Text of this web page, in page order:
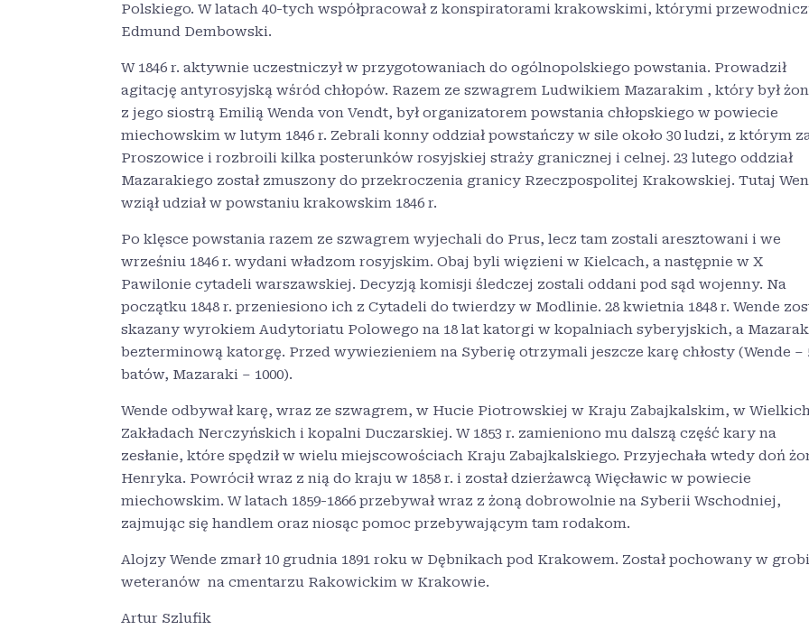
Polskiego. W latach 40-tych współpracował z konspiratorami krakowskimi, którymi
Edmund Dembowski.
W 1846 r. aktywnie uczestniczył w przygotowaniach do ogólnopolskiego powstania. Prowadził
agitację antyrosyjską wśród chłopów. Razem ze szwagrem Ludwikiem Mazarakim , który był
z jego siostrą Emilią Wenda von Vendt, był organizatorem powstania chłopskiego w powiecie
miechowskim w lutym 1846 r. Zebrali konny oddział powstańczy w sile około 30 ludzi, z którym
Proszowice i rozbroili kilka posterunków rosyjskiej straży granicznej i celnej. 23 lutego oddział
Mazarakiego został zmuszony do przekroczenia granicy Rzeczpospolitej Krakowskiej. Tutaj
wziął udział w powstaniu krakowskim 1846 r.
Po klęsce powstania razem ze szwagrem wyjechali do Prus, lecz tam zostali aresztowani i we
wrześniu 1846 r. wydani władzom rosyjskim. Obaj byli więzieni w Kielcach, a następnie w X
Pawilonie cytadeli warszawskiej. Decyzją komisji śledczej zostali oddani pod sąd wojenny. Na
początku 1848 r. przeniesiono ich z Cytadeli do twierdzy w Modlinie. 28 kwietnia 1848 r. Wende
skazany wyrokiem Audytoriatu Polowego na 18 lat katorgi w kopalniach syberyjskich, a
bezterminową katorgę. Przed wywiezieniem na Syberię otrzymali jeszcze karę chłosty (Wende –
batów, Mazaraki – 1000).
Wende odbywał karę, wraz ze szwagrem, w Hucie Piotrowskiej w Kraju Zabajkalskim, w
Zakładach Nerczyńskich i kopalni Duczarskiej. W 1853 r. zamieniono mu dalszą część kary na
zesłanie, które spędził w wielu miejscowościach Kraju Zabajkalskiego. Przyjechała wtedy doń
Henryka. Powrócił wraz z nią do kraju w 1858 r. i został dzierżawcą Więcławic w powiecie
miechowskim. W latach 1859-1866 przebywał wraz z żoną dobrowolnie na Syberii Wschodniej,
zajmując się handlem oraz niosąc pomoc przebywającym tam rodakom.
Alojzy Wende zmarł 10 grudnia 1891 roku w Dębnikach pod Krakowem. Został pochowany w
weteranów na cmentarzu Rakowickim w Krakowie.
Artur Szlufik